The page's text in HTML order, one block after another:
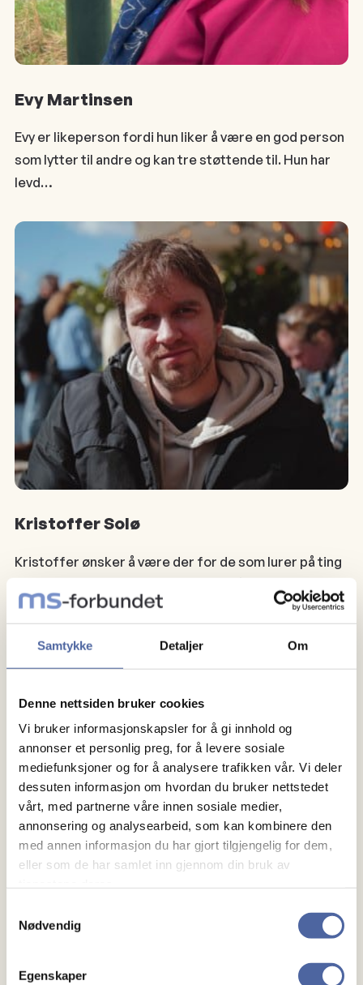
Samtykke Detaljer Om
Denne nettsiden bruker cookies
Vi bruker informasjonskapsler for å gi innhold og
annonser et personlig preg, for å levere sosiale
mediefunksjoner og for å analysere trafikken vår. Vi deler
dessuten informasjon om hvordan du bruker nettstedet
vårt, med partnerne våre innen sosiale medier,
annonsering og analysearbeid, som kan kombinere den
med annen informasjon du har gjort tilgjengelig for dem,
eller som de har samlet inn gjennom din bruk av
Nødvendig
Egenskaper
Evy Martinsen
Evy er likeperson fordi hun liker å være en god person
som lytter til andre og kan tre støttende til. Hun har
levd…
Kristoffer Solø
Kristoffer ønsker å være der for de som lurer på ting
Han har selv…